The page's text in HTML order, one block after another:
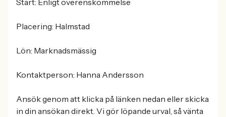
Start: Enligt överenskommelse
Placering: Halmstad
Lön: Marknadsmässig
Kontaktperson: Hanna Andersson
Ansök genom att klicka på länken nedan eller skicka
in din ansökan direkt. Vi gör löpande urval, så vänta